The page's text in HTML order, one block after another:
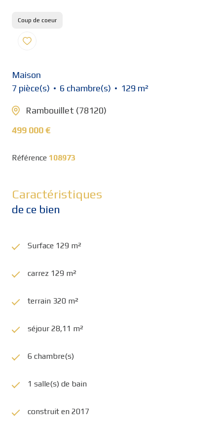
Coup de coeur
Maison
7 pièce(s)
6 chambre(s) 129 m²
Rambouillet (78120)
499 000 €
Référence 108973
Caractéristiques
de ce bien
Surface 129 m²
carrez 129 m²
terrain 320 m²
séjour 28,11 m²
6 chambre(s)
1 salle(s) de bain
construit en 2017